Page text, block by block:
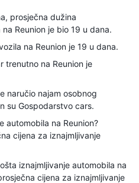
prosječna dužina
Reunion je bio 19 u dana.
na Reunion je 19 u dana.
trenutno na Reunion je
naručio najam osobnog
su Gospodarstvo cars.
automobila na Reunion?
cijena za iznajmljivanje
iznajmljivanje automobila na
cijena za iznajmljivanje